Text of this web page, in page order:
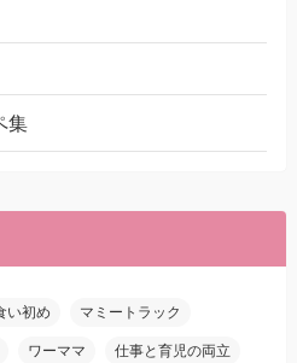
集
い初め マミートラック
ワーママ 仕事と育児の両立